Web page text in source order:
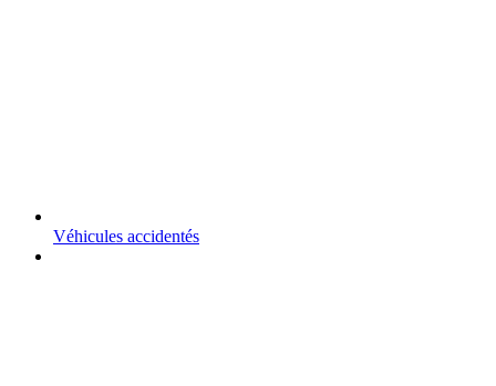
Véhicules accidentés